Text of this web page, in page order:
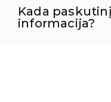
Kada
informacija?